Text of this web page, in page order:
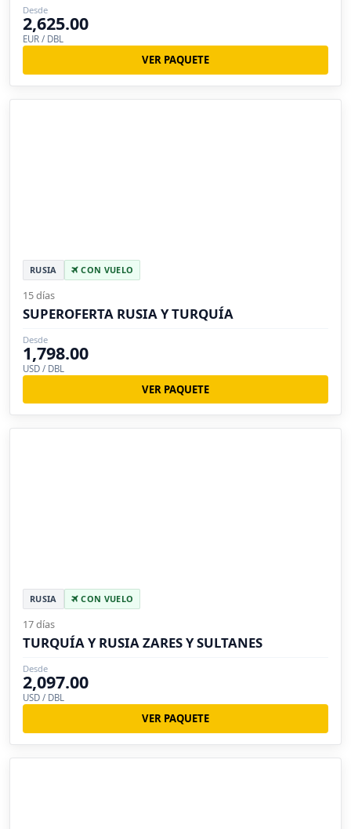
Desde
2,625.00
EUR / DBL
VER PAQUETE
RUSIA CON VUELO
15 días
SUPEROFERTA RUSIA Y TURQUÍA
Desde
1,798.00
USD / DBL
VER PAQUETE
RUSIA CON VUELO
17 días
TURQUÍA Y RUSIA ZARES Y SULTANES
Desde
2,097.00
USD / DBL
VER PAQUETE